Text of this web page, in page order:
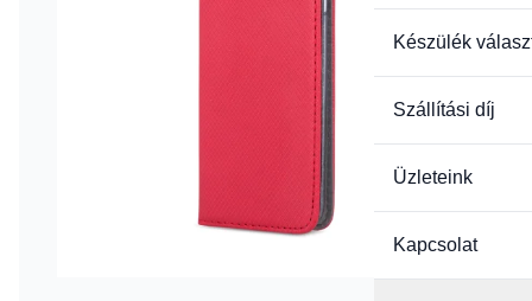
Készülék
Szállítási díj
Üzleteink
Kapcsolat